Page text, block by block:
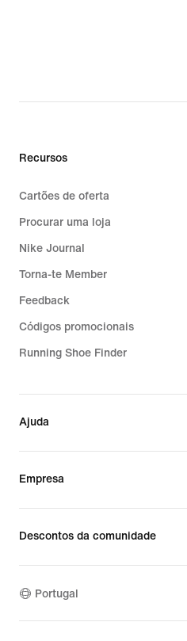
Recursos
Cartões de oferta
Procurar uma loja
Nike Journal
Torna-te Member
Feedback
Códigos promocionais
Running Shoe Finder
Ajuda
Empresa
Descontos da comunidade
Portugal